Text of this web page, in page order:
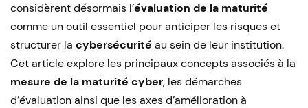
considèrent désormais l’évaluation de la maturité
comme un outil essentiel pour anticiper les risques et
structurer la cybersécurité au sein de leur institution.
Cet article explore les principaux concepts associés à la
mesure de la maturité cyber, les démarches
d’évaluation ainsi que les axes d’amélioration à